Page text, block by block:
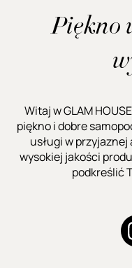
Piękno
Witaj w GLAM
piękno i dobre
usługi w
wysokiej jakości
podkreślić